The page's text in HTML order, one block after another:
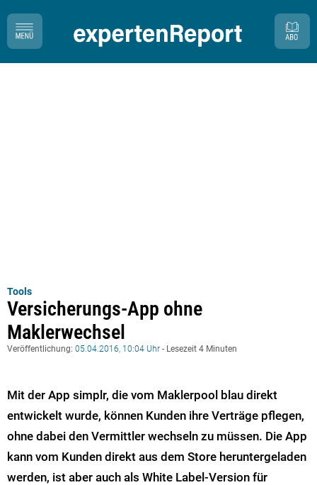
Tools
Versicherungs-App ohne
Maklerwechsel
Veröffentlichung: 05.04.2016, 10:04 Uhr - Lesezeit 4 Minuten
Mit der App simplr, die vom Maklerpool blau direkt
entwickelt wurde, können Kunden ihre Verträge pflegen,
ohne dabei den Vermittler wechseln zu müssen. Die App
kann vom Kunden direkt aus dem Store heruntergeladen
werden, ist aber auch als White Label-Version für